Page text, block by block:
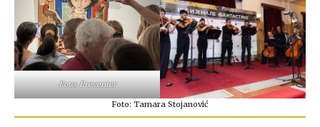
Foto: Preventer
Foto: Tamara Stojanović